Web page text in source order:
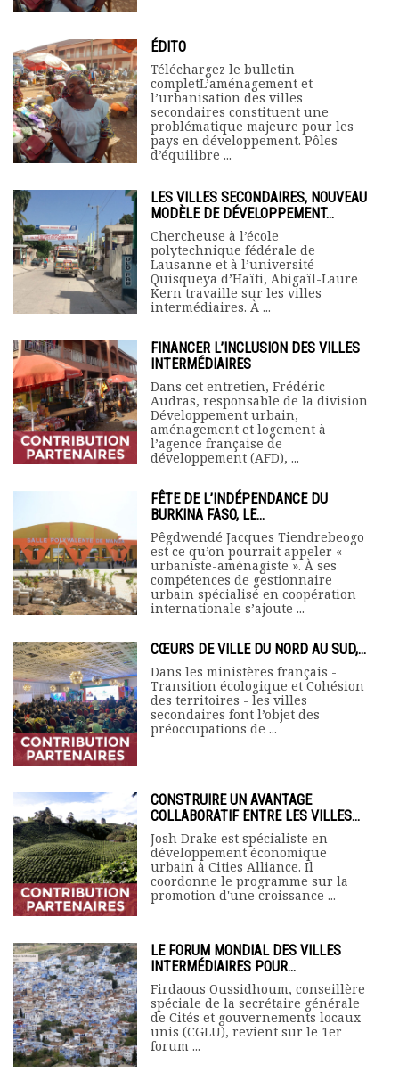
ÉDITO
Téléchargez le bulletin
completL’aménagement et
l’urbanisation des villes
secondaires constituent une
problématique majeure pour les
pays en développement. Pôles
d’équilibre ...
LES VILLES SECONDAIRES, NOUVEAU
MODÈLE DE DÉVELOPPEMENT...
Chercheuse à l’école
polytechnique fédérale de
Lausanne et à l’université
Quisqueya d’Haïti, Abigaïl-Laure
Kern travaille sur les villes
intermédiaires. À ...
FINANCER L’INCLUSION DES VILLES
INTERMÉDIAIRES
Dans cet entretien, Frédéric
Audras, responsable de la division
Développement urbain,
aménagement et logement à
l’agence française de
développement (AFD), ...
FÊTE DE L’INDÉPENDANCE DU
BURKINA FASO, LE...
Pêgdwendé Jacques Tiendrebeogo
est ce qu’on pourrait appeler «
urbaniste-aménagiste ». À ses
compétences de gestionnaire
urbain spécialisé en coopération
internationale s’ajoute ...
CŒURS DE VILLE DU NORD AU SUD,...
Dans les ministères français -
Transition écologique et Cohésion
des territoires - les villes
secondaires font l’objet des
préoccupations de ...
CONSTRUIRE UN AVANTAGE
COLLABORATIF ENTRE LES VILLES...
Josh Drake est spécialiste en
développement économique
urbain à Cities Alliance. Il
coordonne le programme sur la
promotion d'une croissance ...
LE FORUM MONDIAL DES VILLES
INTERMÉDIAIRES POUR...
Firdaous Oussidhoum, conseillère
spéciale de la secrétaire générale
de Cités et gouvernements locaux
unis (CGLU), revient sur le 1er
forum ...